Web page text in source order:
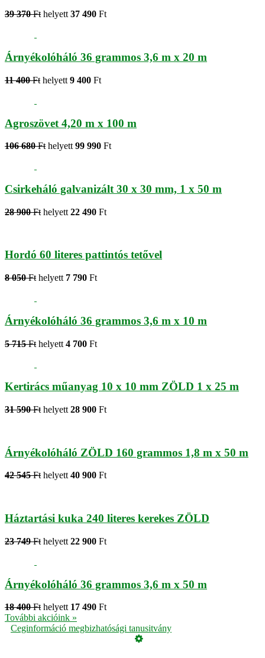
39 370 Fthelyett37 490 Ft
Árnyékolóháló 36 grammos 3,6 m x 20 m
11 400 Ft helyett 9 400 Ft
Agroszövet 4,20 m x 100 m
106 680 Ft helyett 99 990 Ft
Csirkeháló galvanizált 30 x 30 mm, 1 x 50 m
28 900 Ft helyett 22 490 Ft
Hordó 60 literes pattintós tetővel
8 050 Ft helyett 7 790 Ft
Árnyékolóháló 36 grammos 3,6 m x 10 m
5 715 Ft helyett 4 700 Ft
Kertirács műanyag 10 x 10 mm ZÖLD 1 x 25 m
31 590 Ft helyett 28 900 Ft
Árnyékolóháló ZÖLD 160 grammos 1,8 m x 50 m
42 545 Fthelyett40 900 Ft
Háztartási kuka 240 literes kerekes ZÖLD
23 749 Ft helyett 22 900 Ft
Árnyékolóháló 36 grammos 3,6 m x 50 m
18 400 Ft helyett 17 490 Ft
További akcióink »
Ceginformáció megbizhatósági tanusitvány